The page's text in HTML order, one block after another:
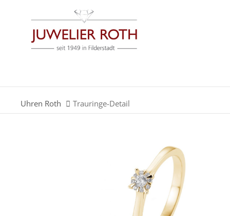
Der Eintrag "offcanvas-col1" existiert leider nicht.
Der Eintrag "offcanvas-col3" existiert leider nicht.
Uhren Roth Trauringe-Detail